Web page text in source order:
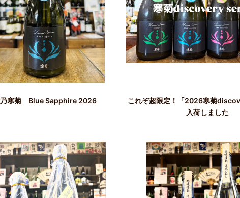
寒菊 Blue Sapphire 2026
これぞ超限定！「2026寒菊
入荷しました